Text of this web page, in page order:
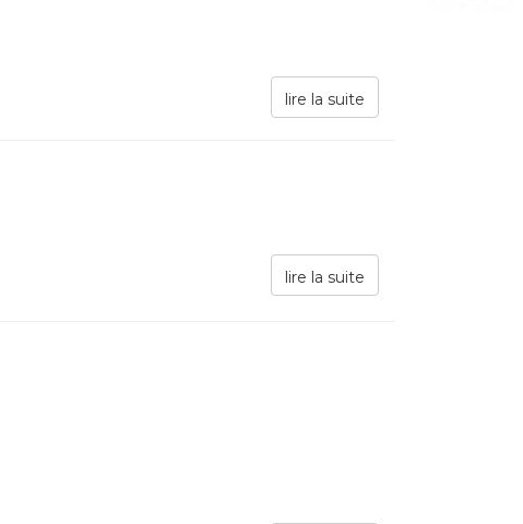
lire la suite
lire la suite